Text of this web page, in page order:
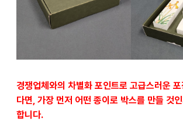
경쟁업체와의 차별화 포인트로 고급스러운
다면, 가장 먼저 어떤 종이로 박스를 만들 것
합니다.